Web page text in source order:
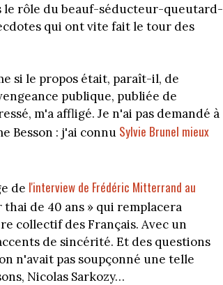
rôle du beauf-séducteur-queutard-
qui ont vite fait le tour des
si le propos était, paraît-il, de
publique, publiée de
m'a affligé. Je n'ai pas demandé à
Besson : j'ai connu Sylvie Brunel mieux
de l'interview de Frédéric Mitterrand au
de 40 ans » qui remplacera
collectif des Français. Avec un
de sincérité. Et des questions
n'avait pas soupçonné une telle
Nicolas Sarkozy…